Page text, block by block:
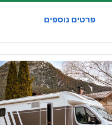
פרטים נוספים